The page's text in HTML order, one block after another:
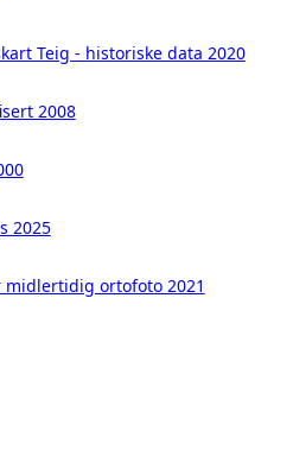
Teig - historiske data 2020
2008
2025
midlertidig ortofoto 2021